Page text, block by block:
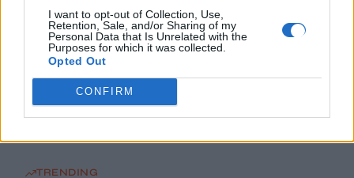
I want to opt-out of Collection, Use,
Retention, Sale, and/or Sharing of my
Personal Data that Is Unrelated with the
Purposes for which it was collected.
Opted Out
CONFIRM
εγκατάσταση της Aramco – Νέο μήνυμα Αραγτσί σε ΗΠΑ
9 Αυγούστου, 2026
ακτή- Σε επιφυλακή για πλημμύρες, κατολισθήσεις
TRENDING